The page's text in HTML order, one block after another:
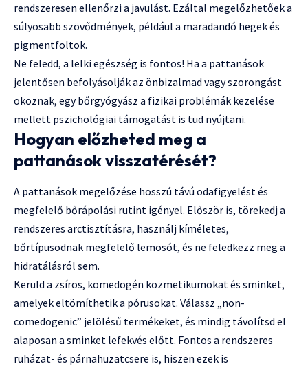
rendszeresen ellenőrzi a javulást. Ezáltal megelőzhetőek a
súlyosabb szövődmények, például a maradandó hegek és
pigmentfoltok.
Ne feledd, a lelki egészség is fontos! Ha a pattanások
jelentősen befolyásolják az önbizalmad vagy szorongást
okoznak, egy bőrgyógyász a fizikai problémák kezelése
mellett pszichológiai támogatást is tud nyújtani.
Hogyan előzheted meg a
pattanások visszatérését?
A pattanások megelőzése hosszú távú odafigyelést és
megfelelő bőrápolási rutint igényel. Először is, törekedj a
rendszeres arctisztításra, használj kíméletes,
bőrtípusodnak megfelelő lemosót, és ne feledkezz meg a
hidratálásról sem.
Kerüld a zsíros, komedogén kozmetikumokat és sminket,
amelyek eltömíthetik a pórusokat. Válassz „non-
comedogenic” jelölésű termékeket, és mindig távolítsd el
alaposan a sminket lefekvés előtt. Fontos a rendszeres
ruházat- és párnahuzatcsere is, hiszen ezek is